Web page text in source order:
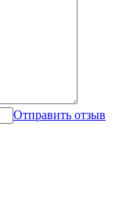
Отправить отзыв